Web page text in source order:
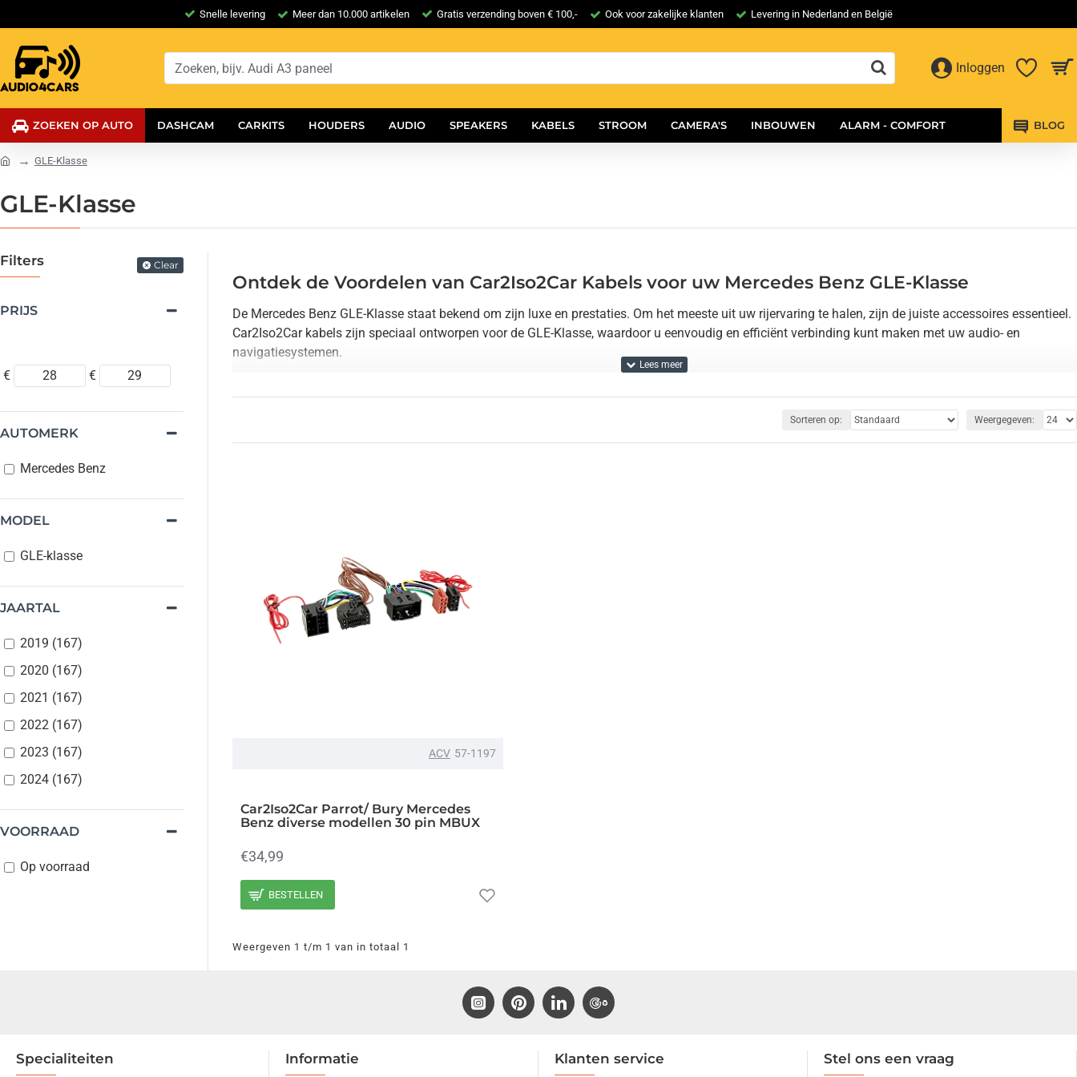
Snelle levering Meer dan 10.000 artikelen Gratis verzending boven € 100,- Ook voor zakelijke klanten Levering in Nederland en België
Inloggen
ZOEKEN OP AUTO DASHCAM CARKITS HOUDERS AUDIO SPEAKERS KABELS STROOM CAMERA'S INBOUWEN ALARM - COMFORT BLOG
GLE-Klasse
GLE-Klasse
Filters Clear
PRIJS
€ €
JAARTAL
2019 (167)
2020 (167)
2021 (167)
2022 (167)
2023 (167)
2024 (167)
MODEL
GLE-klasse
AUTOMERK
Mercedes Benz
VOORRAAD
Op voorraad
Ontdek de Voordelen van Car2Iso2Car Kabels voor uw Mercedes Benz GLE-Klasse
De Mercedes Benz GLE-Klasse staat bekend om zijn luxe en prestaties. Om het meeste uit uw rijervaring te halen, zijn de juiste accessoires essentieel.
Car2Iso2Car kabels zijn speciaal ontworpen voor de GLE-Klasse, waardoor u eenvoudig en efficiënt verbinding kunt maken met uw audio- en
navigatiesystemen.
Onze kabels zijn eenvoudig te installeren en bieden een betrouwbare verbinding. Of u nu muziek wilt streamen of uw navigatiesysteem wilt gebruiken,
Sorteren op: Weergegeven:
ACV 57-1197
Car2Iso2Car Parrot/ Bury Mercedes
Benz diverse modellen 30 pin MBUX
€34,99
BESTELLEN
Weergeven 1 t/m 1 van in totaal 1
Specialiteiten Informatie Klanten service Stel ons een vraag